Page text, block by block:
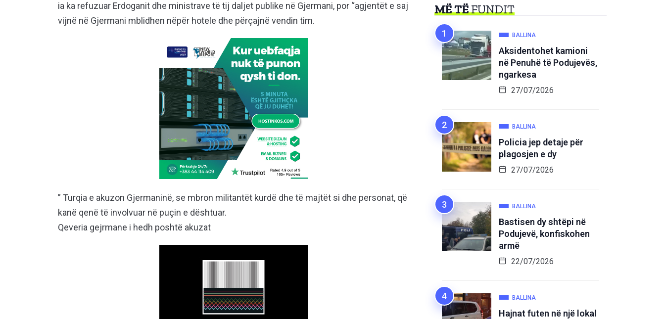
ia ka refuzuar Erdoganit dhe ministrave të tij daljet publike në Gjermani, por “agjentët e saj
vijnë në Gjermani mblidhen nëpër hotele dhe përçajnë vendin tim.
” Turqia e akuzon Gjermaninë, se mbron militantët kurdë dhe të majtët si dhe personat, që
kanë qenë të involvuar në puçin e dështuar.
Qeveria gejrmane i hedh poshtë akuzat
MË TËFUNDIT
BALLINA
Aksidentohet kamioni
në Penuhë të Podujevës,
ngarkesa
27/07/2026
BALLINA
Policia jep detaje për
plagosjen e dy
27/07/2026
BALLINA
Bastisen dy shtëpi në
Podujevë, konfiskohen
armë
22/07/2026
BALLINA
Hajnat futen në një lokal